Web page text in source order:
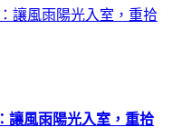
讓風雨陽光入室，重拾